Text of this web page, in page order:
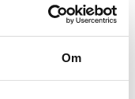
Om